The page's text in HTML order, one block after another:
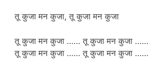
तू कुजा मन कुजा, तू कुजा मन कुजा
तू कुजा मन कुजा …… तू कुजा मन कुजा ……
तू कुजा मन कुजा …… तू कुजा मन कुजा ……